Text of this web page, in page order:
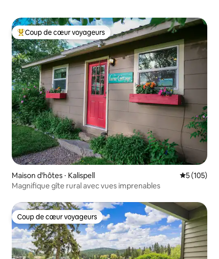
Coups de cœur voyageurs les plus appréciés
Coup de cœur voyageurs
Maison d'hôtes ⋅ Kalispell Évaluation
5 (105)
Magnifique gîte rural avec vues imprenables
Coup de cœur voyageurs
Coup de cœur voyageurs